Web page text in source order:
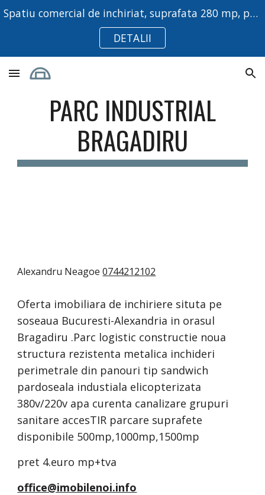
Skip to main content Skip to navigation
Spatiu comercial de inchiriat, suprafata 280 mp, pretabil pentru activitati comerciale, birouri sau depozitare.
DETALII
PARC INDUSTRIAL
BRAGADIRU
Alexandru Neagoe0744212102
Oferta imobiliara de inchiriere situta pe
soseaua Bucuresti-Alexandria in orasul
Bragadiru .Parc logistic constructie noua
structura rezistenta metalica inchideri
perimetrale din panouri tip sandwich
pardoseala industiala elicopterizata
380v/220v apa curenta canalizare grupuri
sanitare accesTIR parcare suprafete
disponibile 500mp,1000mp,1500mp
pret 4.euro mp+tva
office@imobilenoi.info